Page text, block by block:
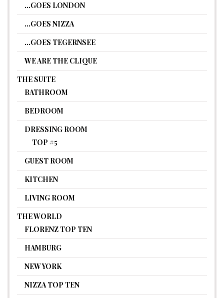
…GOES LONDON
…GOES NIZZA
…GOES TEGERNSEE
WE ARE THE CLIQUE
THE SUITE
BATHROOM
BEDROOM
DRESSING ROOM
TOP #5
GUEST ROOM
KITCHEN
LIVING ROOM
THE WORLD
FLORENZ TOP TEN
HAMBURG
NEW YORK
NIZZA TOP TEN